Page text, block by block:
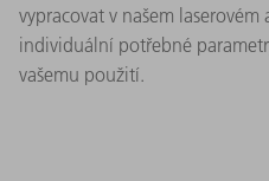
vypracovat v našem
individuální potřebné
vašemu použití.